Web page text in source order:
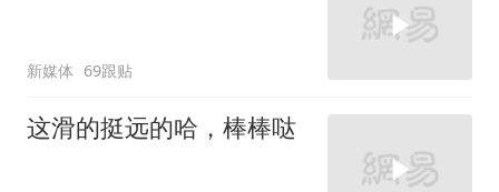
新媒体 69跟贴
这滑的挺远的哈，棒棒哒